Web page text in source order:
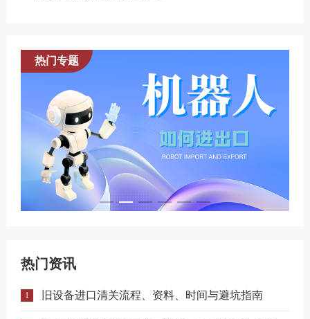
热门专题
热门资讯
1 旧设备进口清关流程、资料、时间与避坑指南